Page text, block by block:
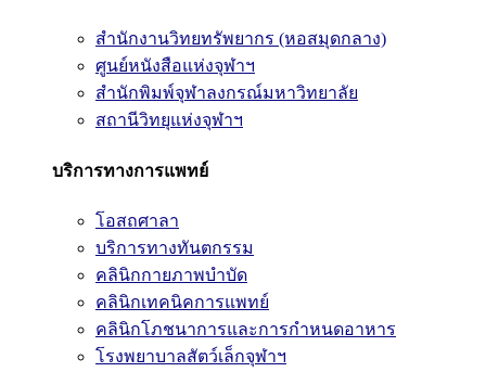
สำนักงานวิทยทรัพยากร (หอสมุดกลาง)
ศูนย์หนังสือแห่งจุฬาฯ
สำนักพิมพ์จุฬาลงกรณ์มหาวิทยาลัย
สถานีวิทยุแห่งจุฬาฯ
บริการทางการแพทย์
โอสถศาลา
บริการทางทันตกรรม
คลินิกกายภาพบำบัด
คลินิกเทคนิคการแพทย์
คลินิกโภชนาการและการกำหนดอาหาร
โรงพยาบาลสัตว์เล็กจุฬาฯ